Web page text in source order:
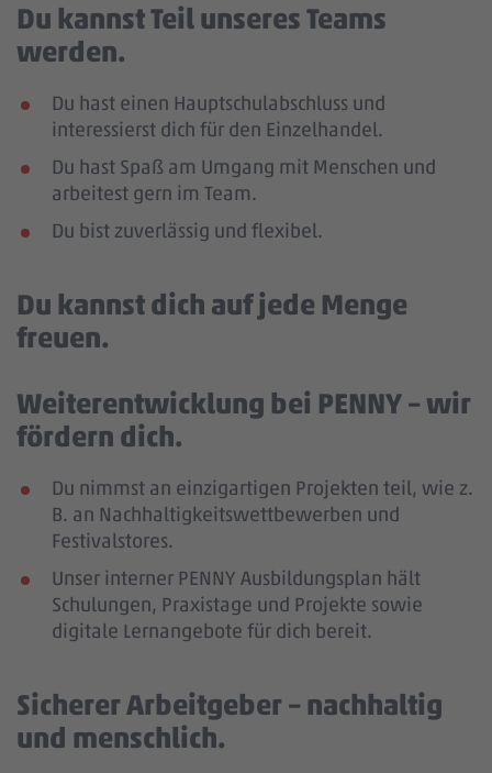
Du kannst Teil unseres Teams
werden.
Du hast einen Hauptschulabschluss und
interessierst dich für den Einzelhandel.
Du hast Spaß am Umgang mit Menschen und
arbeitest gern im Team.
Du bist zuverlässig und flexibel.
Du kannst dich auf jede Menge
freuen.
Weiterentwicklung bei PENNY – wir
fördern dich.
Du nimmst an einzigartigen Projekten teil, wie z.
B. an Nachhaltigkeitswettbewerben und
Festivalstores.
Unser interner PENNY Ausbildungsplan hält
Schulungen, Praxistage und Projekte sowie
digitale Lernangebote für dich bereit.
Sicherer Arbeitgeber – nachhaltig
und menschlich.